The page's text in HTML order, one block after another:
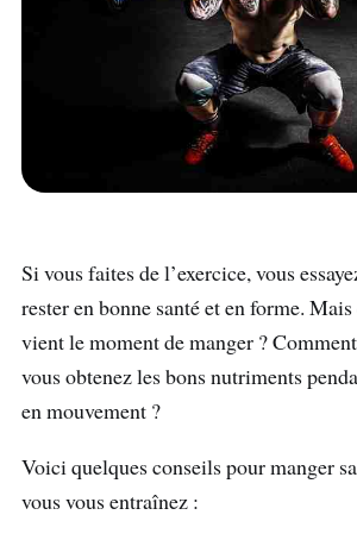
Si vous faites de l’exercice, vous
rester en bonne santé et en forme.
vient le moment de manger ?
vous obtenez les bons nutriments
en mouvement ?
Voici quelques conseils pour manger
vous vous entraînez :